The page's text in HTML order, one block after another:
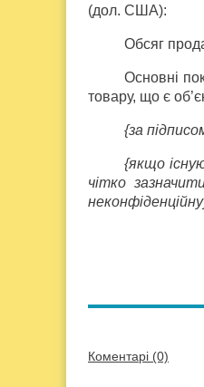
(дол. США):
Обсяг
Основні
товару, що є
{за
{якщо
чітко
Коментарі (0)